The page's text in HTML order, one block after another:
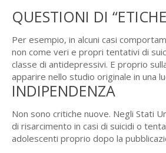
QUESTIONI DI
Per esempio, in alcuni casi
non come veri e propri tentativi di
classe di antidepressivi. E proprio
apparire nello studio originale in una
INDIPENDENZA
Non sono critiche nuove. Negli Stati
di risarcimento in casi di suicidi o
adolescenti proprio dopo la